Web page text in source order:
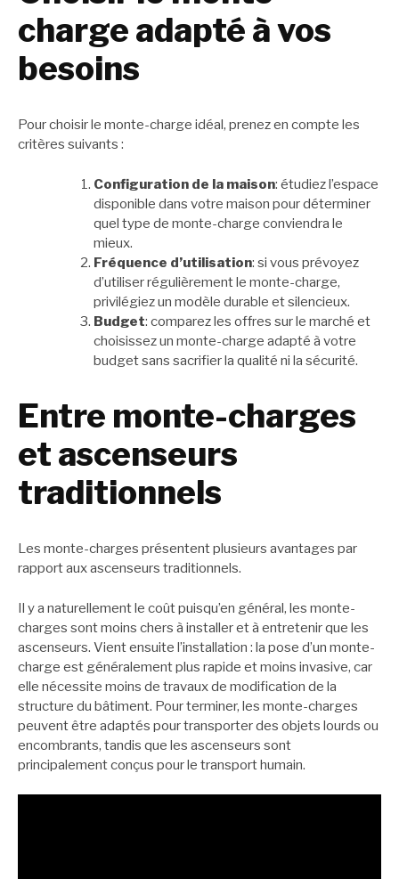
charge adapté à vos
besoins
Pour choisir le monte-charge idéal, prenez en compte les
critères suivants :
Configuration de la maison: étudiez l’espace
disponible dans votre maison pour déterminer
quel type de monte-charge conviendra le
mieux.
Fréquence d’utilisation: si vous prévoyez
d’utiliser régulièrement le monte-charge,
privilégiez un modèle durable et silencieux.
Budget: comparez les offres sur le marché et
choisissez un monte-charge adapté à votre
budget sans sacrifier la qualité ni la sécurité.
Entre monte-charges
et ascenseurs
traditionnels
Les monte-charges présentent plusieurs avantages par
rapport aux ascenseurs traditionnels.
Il y a naturellement le coût puisqu’en général, les monte-
charges sont moins chers à installer et à entretenir que les
ascenseurs. Vient ensuite l’installation : la pose d’un monte-
charge est généralement plus rapide et moins invasive, car
elle nécessite moins de travaux de modification de la
structure du bâtiment. Pour terminer, les monte-charges
peuvent être adaptés pour transporter des objets lourds ou
encombrants, tandis que les ascenseurs sont
principalement conçus pour le transport humain.